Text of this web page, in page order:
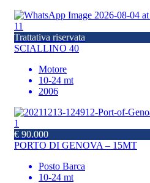
11
Trattativa riservata
SCIALLINO 40
Motore
10-24 mt
2006
1
€ 90.000
PORTO DI GENOVA – 15MT
Posto Barca
10-24 mt